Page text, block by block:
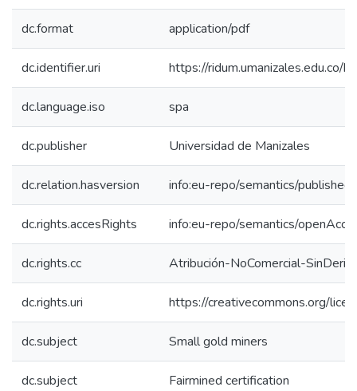
dc.format application/pdf
dc.identifier.uri https://
dc.language.iso spa
dc.publisher Universidad de Manizales
dc.relation.hasversion info:eu-repo/semantics/
dc.rights.accesRights info:eu-repo/semantics/
dc.rights.cc Atribución-NoComercial-
dc.rights.uri https://creativecommons.org/
dc.subject Small gold miners
dc.subject Fairmined certification